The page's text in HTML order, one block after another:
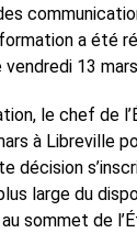
a été
13
le chef de
à Libreville
décision
large du
sommet de